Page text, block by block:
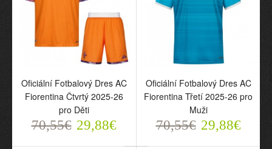
Oficiální Fotbalový Dres
AC Fiorentina Čtvrtý
2025-26 pro Děti
70,55€
Oficiální Fotbalový Dres
AC Fiorentina Třetí 2025-
26 pro Muži
70,55€
Oficiální Fotbalový Dres AC
Fiorentina Čtvrtý 2025-26
pro Děti
70,55€ 29,88€
Oficiální Fotbalový Dres AC
Fiorentina Třetí 2025-26 pro
Muži
70,55€ 29,88€